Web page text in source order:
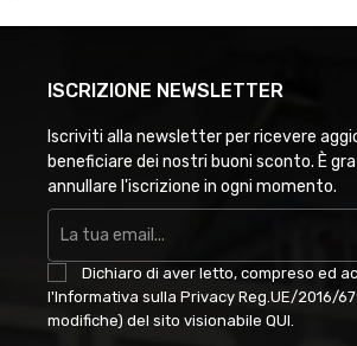
ISCRIZIONE NEWSLETTER
Iscriviti alla newsletter per ricevere
beneficiare dei nostri buoni sconto. È
annullare l'iscrizione in ogni momento.
Dichiaro di aver letto, compreso ed
l'Informativa sulla Privacy Reg.UE/2016/
modifiche) del sito visionabile QUI